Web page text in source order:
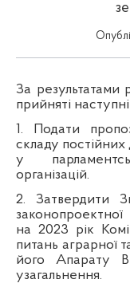
За результатами
прийняті
1. Подати
складу постійних
у
організацій.
2. Затвердити
на 2023 рік
питань аграрної
його Апарату
узагальнення.